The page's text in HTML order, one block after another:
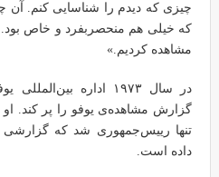
چیزی که دیدم را شناسایی کنم. آن
مشاهده کردیم.»
در سال ۱۹۷۳ اداره
گزارش مشاهده‌ی یوفو را پر کند. او
تنها رییس‌جمهوری شد که
داده است.